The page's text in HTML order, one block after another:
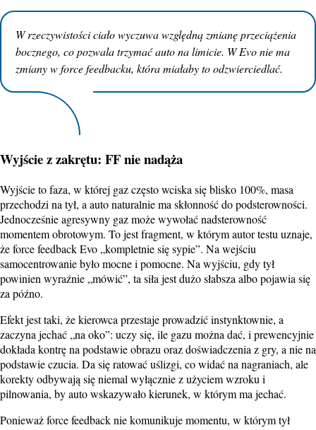
W rzeczywistości ciało wyczuwa względną zmianę przeciążenia
bocznego, co pozwala trzymać auto na limicie. W Evo nie ma
zmiany w force feedbacku, która miałaby to odzwierciedlać.
Wyjście z zakrętu: FF nie nadąża
Wyjście to faza, w której gaz często wciska się blisko 100%, masa
przechodzi na tył, a auto naturalnie ma skłonność do podsterowności.
Jednocześnie agresywny gaz może wywołać nadsterowność
momentem obrotowym. To jest fragment, w którym autor testu uznaje,
że force feedback Evo „kompletnie się sypie”. Na wejściu
samocentrowanie było mocne i pomocne. Na wyjściu, gdy tył
powinien wyraźnie „mówić”, ta siła jest dużo słabsza albo pojawia się
za późno.
Efekt jest taki, że kierowca przestaje prowadzić instynktownie, a
zaczyna jechać „na oko”: uczy się, ile gazu można dać, i prewencyjnie
dokłada kontrę na podstawie obrazu oraz doświadczenia z gry, a nie na
podstawie czucia. Da się ratować uślizgi, co widać na nagraniach, ale
korekty odbywają się niemal wyłącznie z użyciem wzroku i
pilnowania, by auto wskazywało kierunek, w którym ma jechać.
Ponieważ force feedback nie komunikuje momentu, w którym tył